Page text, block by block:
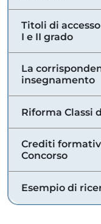
Titoli di
I e II grado
La
insegnamento
Riforma Classi
Crediti
Concorso
Esempio di